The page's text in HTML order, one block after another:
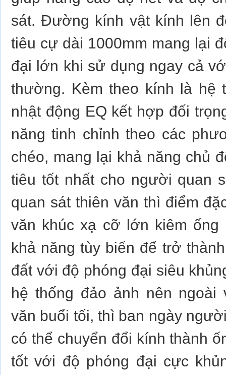
sát. Đường kính vật kính lên
tiêu cự dài 1000mm mang lại
đại lớn khi sử dụng ngay cả
thường. Kèm theo kính là hệ
nhật động EQ kết hợp đối
năng tinh chỉnh theo các
chéo, mang lại khả năng chủ
tiêu tốt nhất cho người quan
quan sát thiên văn thì điểm
văn khúc xạ cỡ lớn kiêm ống
khả năng tùy biến để trở
đất với độ phóng đại siêu
hệ thống đảo ảnh nên ngoài
văn buổi tối, thì ban ngày
có thể chuyển đổi kính thành
tốt với độ phóng đại cực